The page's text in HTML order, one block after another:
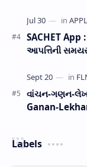
SACHET App
આપત્તિની
વાંચન-ગણન-
Ganan-
Labels